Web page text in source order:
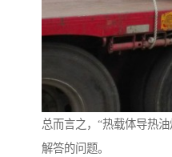
总而言之，“热载体导热
解答的问题。